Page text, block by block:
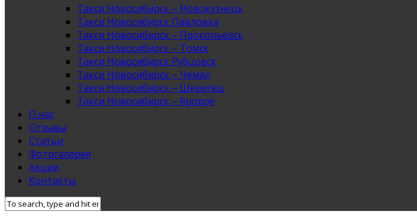
Такси Новосибирск – Новокузнецк
Такси Новосибирск Павловка
Такси Новосибирск – Прокопьевск
Такси Новосибирск – Томск
Такси Новосибирск Рубцовск
Такси Новосибирск – Чемал
Такси Новосибирск – Шерегеш
Такси Новосибирск – Яровое
О нас
Отзывы
Статьи
Фотогалерея
Акции
Контакты